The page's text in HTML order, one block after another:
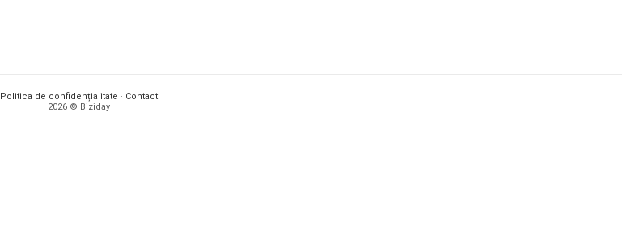
Politica de confidențialitate · Contact
2026 © Biziday